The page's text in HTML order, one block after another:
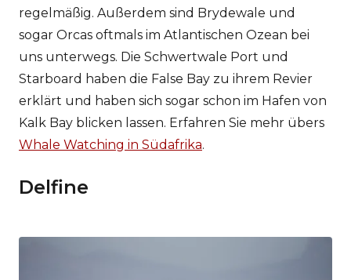
regelmäßig. Außerdem sind Brydewale und
sogar Orcas oftmals im Atlantischen Ozean bei
uns unterwegs. Die Schwertwale Port und
Starboard haben die False Bay zu ihrem Revier
erklärt und haben sich sogar schon im Hafen von
Kalk Bay blicken lassen. Erfahren Sie mehr übers
Whale Watching in Südafrika.
Delfine